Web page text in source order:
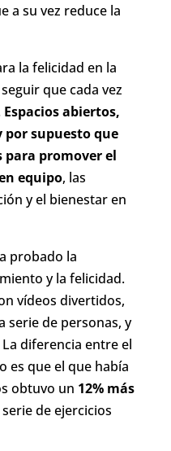
a su vez reduce la
la felicidad en la
que cada vez
Espacios abiertos,
por supuesto que
promover el
equipo, las
y el bienestar en
probado la
y la felicidad.
vídeos divertidos,
serie de personas, y
diferencia entre el
es que el que había
obtuvo un 12% más
de ejercicios